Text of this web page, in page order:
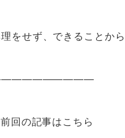
をせず、できることか
回の記事はこちら